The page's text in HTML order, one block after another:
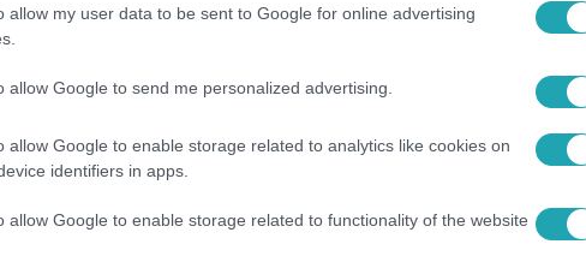
allow my user data to be sent to Google for online advertising
allow Google to send me personalized advertising.
allow Google to enable storage related to analytics like cookies on
identifiers in apps.
allow Google to enable storage related to functionality of the website
szépen kérnek mindenkit, hogy ne
önkéntesei sosem kaptak még riasztást karácsonykor, de idén
rakétákkal tűzijátékoztak.